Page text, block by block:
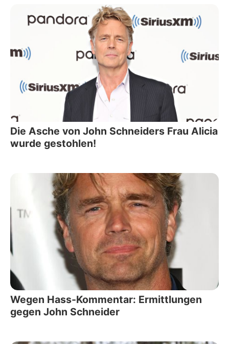
Die Asche von John Schneiders Frau Alicia
wurde gestohlen!
Wegen Hass-Kommentar: Ermittlungen
gegen John Schneider